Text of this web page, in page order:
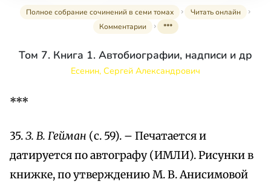
Полное собрание сочинений в семи томах
Читать онлайн
Комментарии
***
Том 7. Книга 1. Автобиографии, надписи и др
Есенин, Сергей Александрович
***
35.З. В. Гейман (с. 59). – Печатается и
датируется по автографу (ИМЛИ). Рисунки в
книжке, по утверждению М. В. Анисимовой